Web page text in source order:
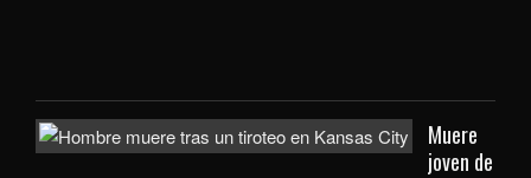
Muere
joven de